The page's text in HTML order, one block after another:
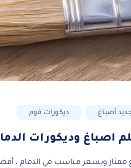
أصباغ ديكورات فوم
وديكورات الدمام 0557796184 – أفضل فني ديكور في الشرقية
ممتاز وبسعر مناسب في الدمام ،